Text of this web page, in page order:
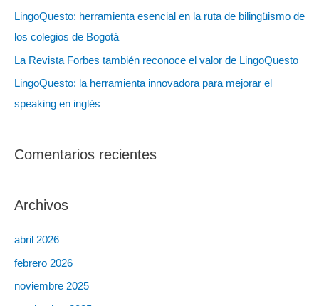
LingoQuesto: herramienta esencial en la ruta de bilingüismo de
los colegios de Bogotá
La Revista Forbes también reconoce el valor de LingoQuesto
LingoQuesto: la herramienta innovadora para mejorar el
speaking en inglés
Comentarios recientes
Archivos
abril 2026
febrero 2026
noviembre 2025